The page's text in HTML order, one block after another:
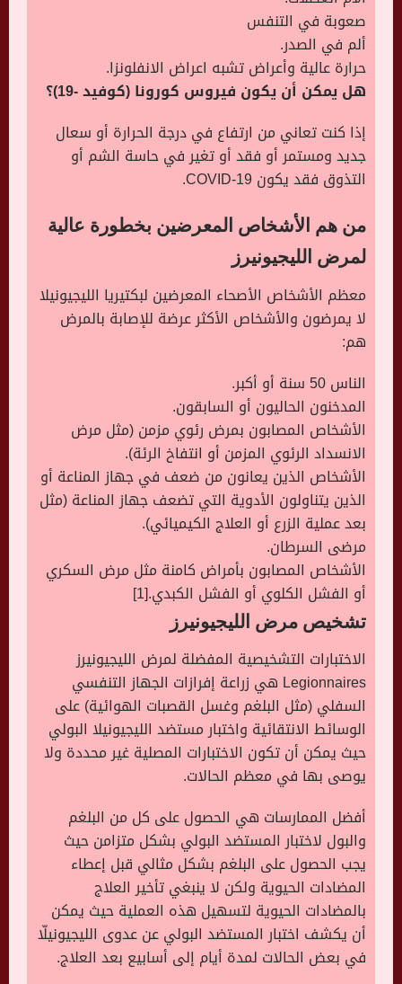
صعوبة في التنفس
ألم في الصدر.
حرارة عالية وأعراض تشبه اعراض الانفلونزا.
هل يمكن أن يكون فيروس كورونا (كوفيد -19)؟
إذا كنت تعاني من ارتفاع في درجة الحرارة أو سعال
جديد ومستمر أو فقد أو تغير في حاسة الشم أو
التذوق فقد يكون COVID-19.
من هم الأشخاص المعرضين بخطورة عالية
لمرض الليجيونيرز
معظم الأشخاص الأصحاء المعرضين لبكتيريا الليجيونيلا
لا يمرضون والأشخاص الأكثر عرضة للإصابة بالمرض
هم:
الناس 50 سنة أو أكبر.
المدخنون الحاليون أو السابقون.
الأشخاص المصابون بمرض رئوي مزمن (مثل مرض
الانسداد الرئوي المزمن أو انتفاخ الرئة).
الأشخاص الذين يعانون من ضعف في جهاز المناعة أو
الذين يتناولون الأدوية التي تضعف جهاز المناعة (مثل
بعد عملية الزرع أو العلاج الكيميائي).
مرضى السرطان.
الأشخاص المصابون بأمراض كامنة مثل مرض السكري
أو الفشل الكلوي أو الفشل الكبدي.[1]
تشخيص مرض الليجيونيرز
الاختبارات التشخيصية المفضلة لمرض الليجيونيرز
Legionnaires هي زراعة إفرازات الجهاز التنفسي
السفلي (مثل البلغم وغسل القصبات الهوائية) على
الوسائط الانتقائية واختبار مستضد الليجيونيلا البولي
حيث يمكن أن تكون الاختبارات المصلية غير محددة ولا
يوصى بها في معظم الحالات.
أفضل الممارسات هي الحصول على كل من البلغم
والبول لاختبار المستضد البولي بشكل متزامن حيث
يجب الحصول على البلغم بشكل مثالي قبل إعطاء
المضادات الحيوية ولكن لا ينبغي تأخير العلاج
بالمضادات الحيوية لتسهيل هذه العملية حيث يمكن
أن يكشف اختبار المستضد البولي عن عدوى الليجيونيلّا
في بعض الحالات لمدة أيام إلى أسابيع بعد العلاج.